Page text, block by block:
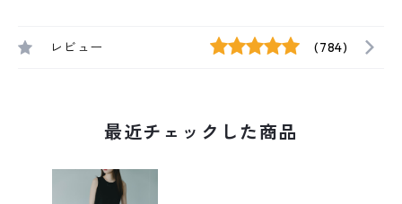
レビュー (784)
最近チェックした商品